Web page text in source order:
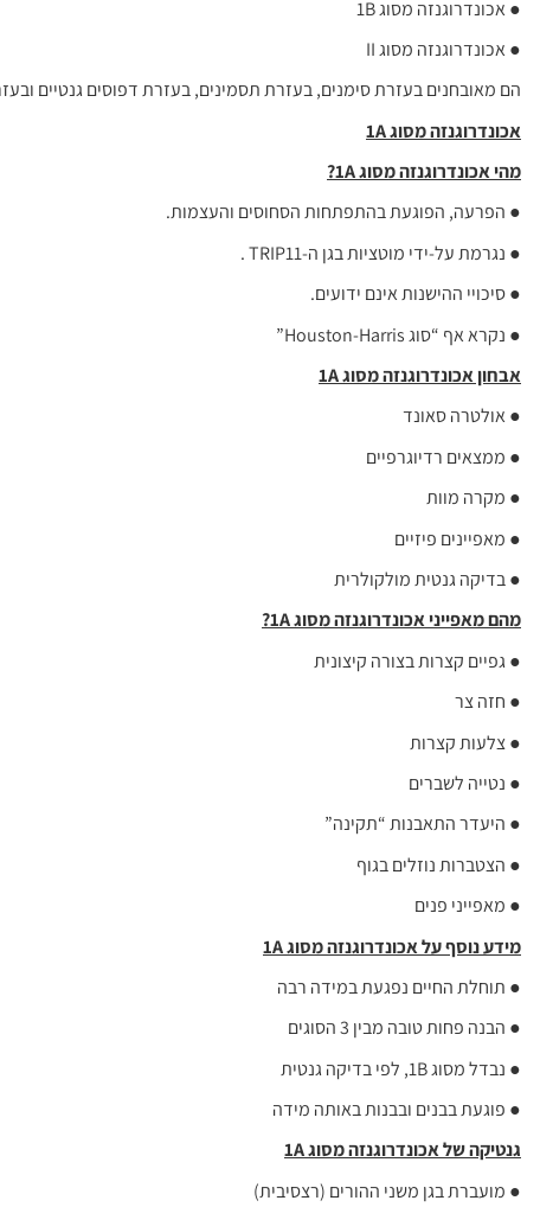
● אכונדרוגנזה מסוג 1B
● אכונדרוגנזה מסוג II
הם מאובחנים בעזרת סימנים, בעזרת תסמינים, בעזרת דפוסים גנטיים
אכונדרוגנזה מסוג 1A
מהי אכונדרוגנזה מסוג 1A
?
● הפרעה, הפוגעת בהתפתחות הסחוסים והעצמות.
● נגרמת על-ידי מוטציות בגן ה-TRIP11 .
● סיכויי ההישנות אינם ידועים.
● נקרא אף “סוג Houston-Harris”
אבחון אכונדרוגנזה מסוג 1A
● אולטרה סאונד
● ממצאים רדיוגרפיים
● מקרה מוות
● מאפיינים פיזיים
● בדיקה גנטית מולקולרית
מהם מאפייני אכונדרוגנזה מסוג 1A
?
● גפיים קצרות בצורה קיצונית
● חזה צר
● צלעות קצרות
● נטייה לשברים
● היעדר התאבנות “תקינה”
● הצטברות נוזלים בגוף
● מאפייני פנים
מידע נוסף על אכונדרוגנזה מסוג 1A
● תוחלת החיים נפגעת במידה רבה
● הבנה פחות טובה מבין 3 הסוגים
● נבדל מסוג 1B, לפי בדיקה גנטית
● פוגעת בבנים ובבנות באותה מידה
גנטיקה של אכונדרוגנזה מסוג 1A
● מועברת בגן משני ההורים (רצסיבית)